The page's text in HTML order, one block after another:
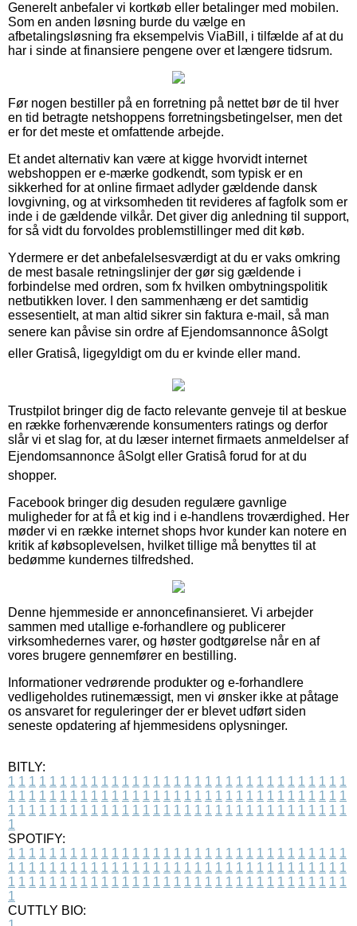
Generelt anbefaler vi kortkøb eller betalinger med mobilen.
Som en anden løsning burde du vælge en
afbetalingsløsning fra eksempelvis ViaBill, i tilfælde af at du
har i sinde at finansiere pengene over et længere tidsrum.
Før nogen bestiller på en forretning på nettet bør de til hver
en tid betragte netshoppens forretningsbetingelser, men det
er for det meste et omfattende arbejde.
Et andet alternativ kan være at kigge hvorvidt internet
webshoppen er e-mærke godkendt, som typisk er en
sikkerhed for at online firmaet adlyder gældende dansk
lovgivning, og at virksomheden tit revideres af fagfolk som er
inde i de gældende vilkår. Det giver dig anledning til support,
for så vidt du forvoldes problemstillinger med dit køb.
Ydermere er det anbefalelsesværdigt at du er vaks omkring
de mest basale retningslinjer der gør sig gældende i
forbindelse med ordren, som fx hvilken ombytningspolitik
netbutikken lover. I den sammenhæng er det samtidig
essesentielt, at man altid sikrer sin faktura e-mail, så man
senere kan påvise sin ordre af Ejendomsannonce âSolgt
eller Gratisâ, ligegyldigt om du er kvinde eller mand.
Trustpilot bringer dig de facto relevante genveje til at beskue
en række forhenværende konsumenters ratings og derfor
slår vi et slag for, at du læser internet firmaets anmeldelser af
Ejendomsannonce âSolgt eller Gratisâ forud for at du
shopper.
Facebook bringer dig desuden regulære gavnlige
muligheder for at få et kig ind i e-handlens troværdighed. Her
møder vi en række internet shops hvor kunder kan notere en
kritik af købsoplevelsen, hvilket tillige må benyttes til at
bedømme kundernes tilfredshed.
Denne hjemmeside er annoncefinansieret. Vi arbejder
sammen med utallige e-forhandlere og publicerer
virksomhedernes varer, og høster godtgørelse når en af
vores brugere gennemfører en bestilling.
Informationer vedrørende produkter og e-forhandlere
vedligeholdes rutinemæssigt, men vi ønsker ikke at påtage
os ansvaret for reguleringer der er blevet udført siden
seneste opdatering af hjemmesidens oplysninger.
BITLY:
1 1 1 1 1 1 1 1 1 1 1 1 1 1 1 1 1 1 1 1 1 1 1 1 1 1 1 1 1 1 1 1 1
1 1 1 1 1 1 1 1 1 1 1 1 1 1 1 1 1 1 1 1 1 1 1 1 1 1 1 1 1 1 1 1 1
1 1 1 1 1 1 1 1 1 1 1 1 1 1 1 1 1 1 1 1 1 1 1 1 1 1 1 1 1 1 1 1 1
1
SPOTIFY:
1 1 1 1 1 1 1 1 1 1 1 1 1 1 1 1 1 1 1 1 1 1 1 1 1 1 1 1 1 1 1 1 1
1 1 1 1 1 1 1 1 1 1 1 1 1 1 1 1 1 1 1 1 1 1 1 1 1 1 1 1 1 1 1 1 1
1 1 1 1 1 1 1 1 1 1 1 1 1 1 1 1 1 1 1 1 1 1 1 1 1 1 1 1 1 1 1 1 1
1
CUTTLY BIO: